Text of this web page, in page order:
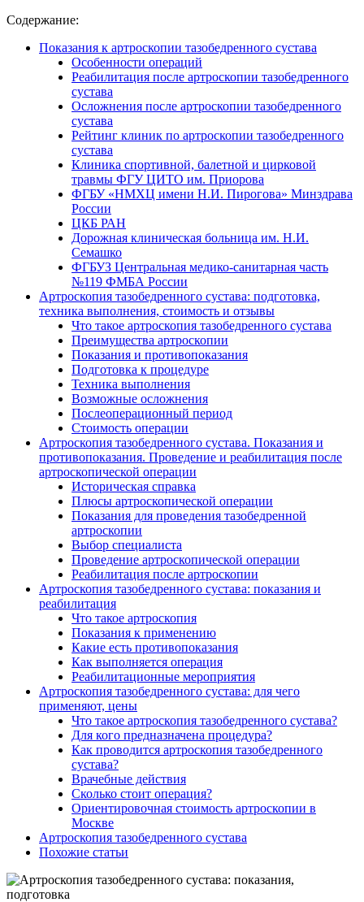
Содержание:
Показания к артроскопии тазобедренного сустава
Особенности операций
Реабилитация после артроскопии тазобедренного
сустава
Осложнения после артроскопии тазобедренного
сустава
Рейтинг клиник по артроскопии тазобедренного
сустава
Клиника спортивной, балетной и цирковой
травмы ФГУ ЦИТО им. Приорова
ФГБУ «НМХЦ имени Н.И. Пирогова» Минздрава
России
ЦКБ РАН
Дорожная клиническая больница им. Н.И.
Семашко
ФГБУЗ Центральная медико-санитарная часть
№119 ФМБА России
Артроскопия тазобедренного сустава: подготовка,
техника выполнения, стоимость и отзывы
Что такое артроскопия тазобедренного сустава
Преимущества артроскопии
Показания и противопоказания
Подготовка к процедуре
Техника выполнения
Возможные осложнения
Послеоперационный период
Стоимость операции
Артроскопия тазобедренного сустава. Показания и
противопоказания. Проведение и реабилитация после
артроскопической операции
Историческая справка
Плюсы артроскопической операции
Показания для проведения тазобедренной
артроскопии
Выбор специалиста
Проведение артроскопической операции
Реабилитация после артроскопии
Артроскопия тазобедренного сустава: показания и
реабилитация
Что такое артроскопия
Показания к применению
Какие есть противопоказания
Как выполняется операция
Реабилитационные мероприятия
Артроскопия тазобедренного сустава: для чего
применяют, цены
Что такое артроскопия тазобедренного сустава?
Для кого предназначена процедура?
Как проводится артроскопия тазобедренного
сустава?
Врачебные действия
Сколько стоит операция?
Ориентировочная стоимость артроскопии в
Москве
Артроскопия тазобедренного сустава
Похожие статьи